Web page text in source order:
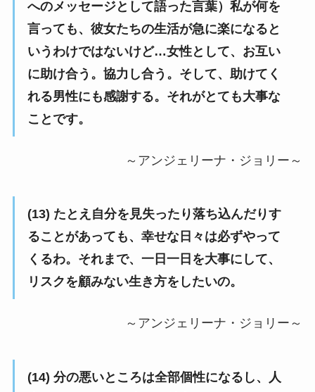
へのメッセージとして語った言葉）私が何を
言っても、彼女たちの生活が急に楽になると
いうわけではないけど…女性として、お互い
に助け合う。協力し合う。そして、助けてく
れる男性にも感謝する。それがとても大事な
ことです。
～アンジェリーナ・ジョリー～
(13) たとえ自分を見失ったり落ち込んだりす
ることがあっても、幸せな日々は必ずやって
くるわ。それまで、一日一日を大事にして、
リスクを顧みない生き方をしたいの。
～アンジェリーナ・ジョリー～
(14) 分の悪いところは全部個性になるし、人